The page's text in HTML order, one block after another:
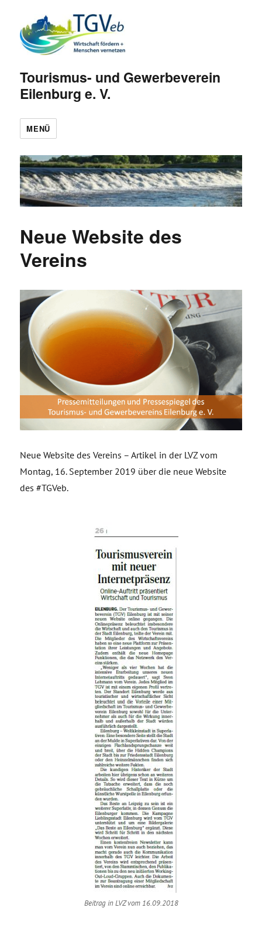
Tourismus- und Gewerbeverein
Eilenburg e. V.
MENÜ
Neue Website des
Vereins
Neue Website des Vereins – Artikel in der LVZ vom
Montag, 16. September 2019 über die neue Website
des #TGVeb.
Beitrag in LVZ vom 16.09.2018